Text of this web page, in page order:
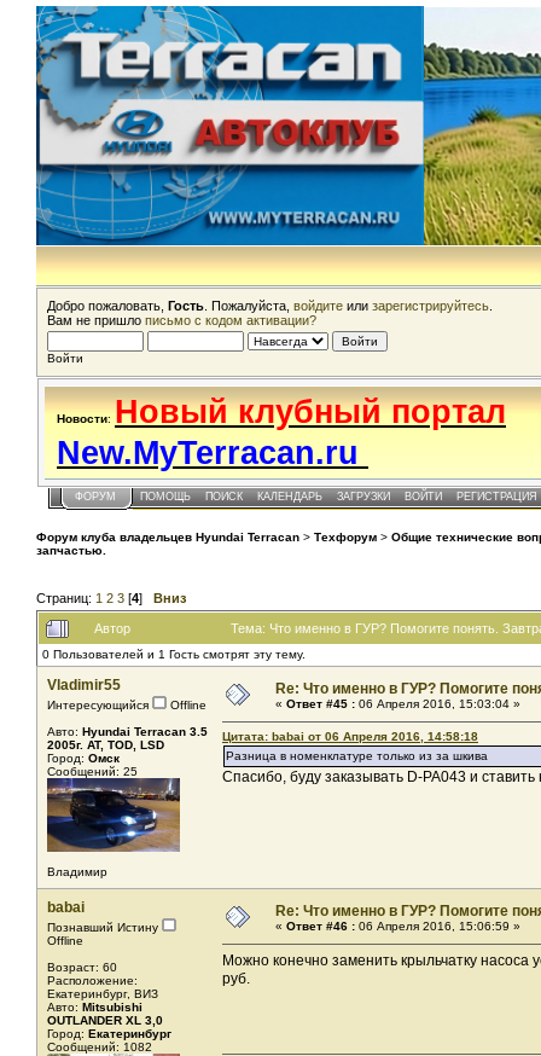
Добро пожаловать, Гость . Пожалуйста, войдите или зарегистрируйтесь
Вам не пришло письмо с кодом активации?
Войти
Новости: Новый клубный портал
New.MyTerracan.ru
ФОРУМ ПОМОЩЬ ПОИСК КАЛЕНДАРЬ ЗАГРУЗКИ ВОЙТИ РЕГИСТРАЦИЯ
Форум клуба владельцев Hyundai Terracan > Техфорум > Общие технические
запчастью.
Страниц: 1 2 3 [4] Вниз
Автор Тема: Что именно в ГУР? Помогите понять.
0 Пользователей и 1 Гость смотрят эту тему.
Vladimir55
Интересующийся
Offline
Авто: Hyundai Terracan 3.5
2005г. AT, TOD, LSD
Город: Омск
Сообщений: 25
Владимир
Re: Что именно в ГУР? Помогите
« Ответ #45 : 06 Апреля 2016, 15:03:04 »
Цитата: babai от 06 Апреля 2016, 14:58:18
Разница в номенклатуре только из за шкива
Спасибо, буду заказывать D-PA043 и ставить
babai
Познавший Истину
Offline
Возраст: 60
Расположение:
Екатеринбург, ВИЗ
Авто: Mitsubishi
OUTLANDER XL 3,0
Город: Екатеринбург
Сообщений: 1082
Re: Что именно в ГУР? Помогите
« Ответ #46 : 06 Апреля 2016, 15:06:59 »
Можно конечно заменить крыльчатку насоса
руб.